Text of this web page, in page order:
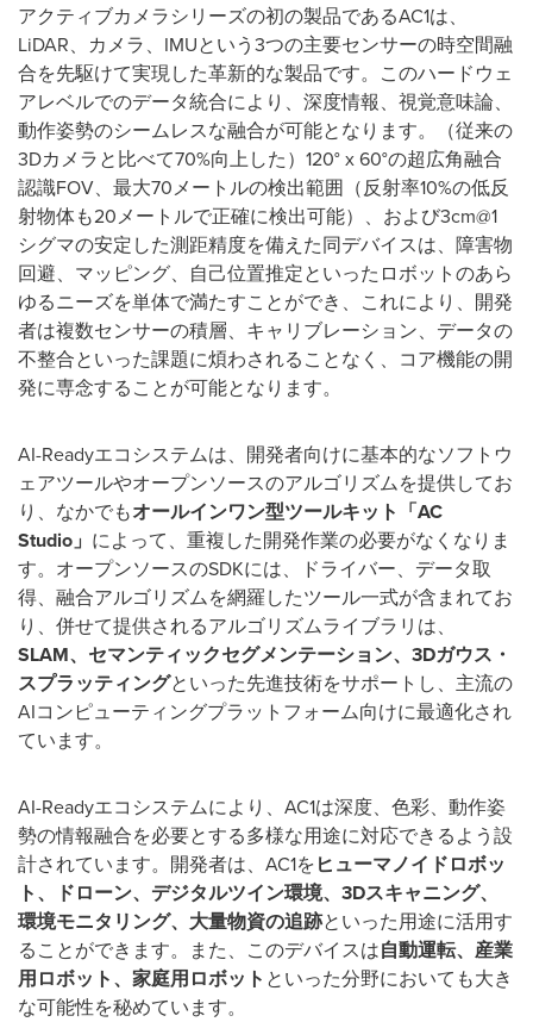
アクティブカメラシリーズの初の製品であるAC1は、
LiDAR、カメラ、 IMUという3つの主要センサーの時空間融
合を先駆けて実現した革新的な製品です。このハードウェ
アレベルでのデータ統合により、深度情報、視覚意味論、
動作姿勢のシームレスな融合が可能となります。（従来の
3Dカメラと比べて70%向上した） 120°x 60°の超広角融合
認識FOV、最大70メートルの検出範囲（反射率10%の低反
射物体も20メートルで正確に検出可能）、および3cm@1
シグマの安定した測距精度を備えた同デバイスは、障害物
回避、マッピング、自己位置推定といったロボットのあら
ゆるニーズを単体で満たすことができ、これにより、開発
者は複数センサーの積層、キャリブレーション、データの
不整合といった課題に煩わされることなく、コア機能の開
発に専念することが可能となります。
AI-Readyエコシステムは、開発者向けに基本的なソフトウ
ェアツールやオープンソースのアルゴリズムを提供してお
り、なかでもオールインワン型ツールキット「AC
Studio 」 によって、重複した開発作業の必要がなくなりま
す。オープンソースのSDKには、ドライバー、データ取
得、融合アルゴリズムを網羅したツール一式が含まれてお
り、併せて提供されるアルゴリズムライブラリは、
SLAM、セマンティックセグメンテーション、 3Dガウス・
スプラッティングといった先進技術をサポートし、主流の
AIコンピューティングプラットフォーム向けに最適化され
ています。
AI-Readyエコシステムにより、 AC1は深度、色彩、動作姿
勢の情報融合を必要とする多様な用途に対応できるよう設
計されています。開発者は、 AC1をヒューマノイドロボッ
ト、ドローン、デジタルツイン環境、 3Dスキャニング、
環境モニタリング、大量物資の追跡といった用途に活用す
ることができます。また、このデバイスは自動運転、産業
用ロボット、家庭用ロボット といった分野においても大き
な可能性を秘めています。